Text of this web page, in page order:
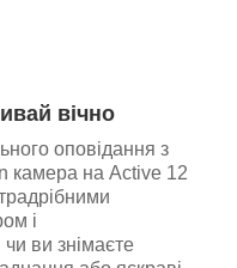
вічно
оповідання з
камера на Active 12
і
ви знімаєте